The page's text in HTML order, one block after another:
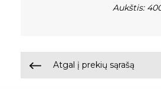
Aukštis:
Atgal į prekių sąrašą